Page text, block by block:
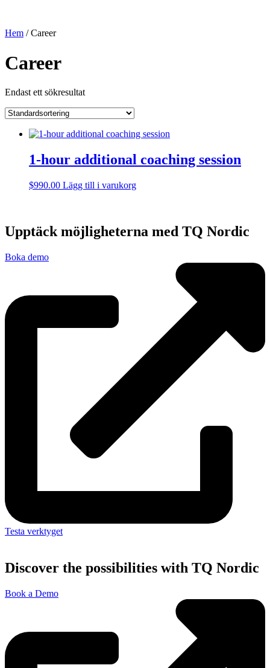
Hem / Career
Career
Endast ett sökresultat
1-hour additional coaching session
$990.00 Lägg till i varukorg
Upptäck möjligheterna med TQ Nordic
Boka demo
Testa verktyget
Discover the possibilities with TQ Nordic
Book a Demo